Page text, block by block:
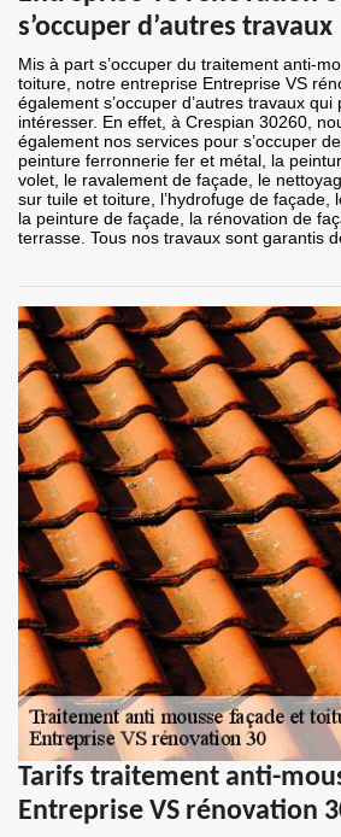
s’occuper d’autres travaux
Mis à part s’occuper du traitement anti-
toiture, notre entreprise Entreprise VS
également s’occuper d’autres travaux
intéresser. En effet, à Crespian 30260,
également nos services pour s’occuper
peinture ferronnerie fer et métal, la
volet, le ravalement de façade, le
sur tuile et toiture, l’hydrofuge de façade,
la peinture de façade, la rénovation de
terrasse. Tous nos travaux sont garantis
Tarifs traitement anti-
Entreprise VS rénovation